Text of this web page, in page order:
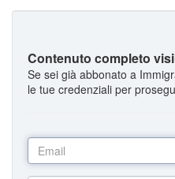
Contenuto completo
Se sei già abbonato a
le tue credenziali per